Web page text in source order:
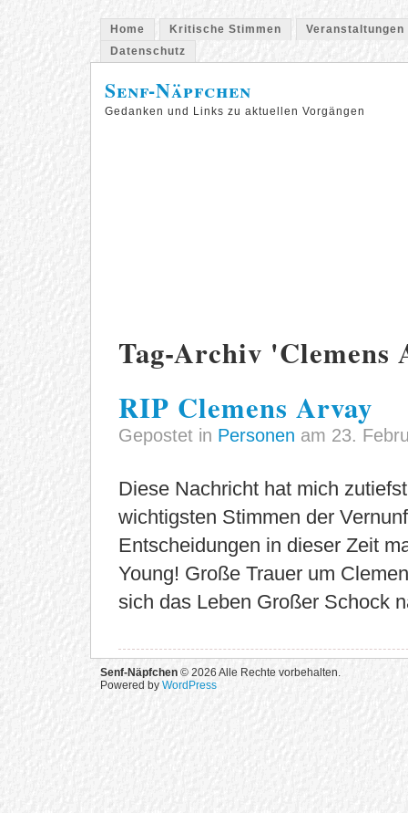
Home Kritische Stimmen
Veranstaltungen
Datenschutz
Senf-Näpfchen
Gedanken und Links zu aktuellen Vorgängen
Tag-Archiv 'Clemens
RIP Clemens Arvay
Gepostet in Personen am 23.
Diese Nachricht hat mich
wichtigsten Stimmen der
Entscheidungen in dieser Zeit
Young! Große Trauer um
sich das Leben Großer Schock
Senf-Näpfchen © 2026 Alle Rechte vorbehalten.
Powered by WordPress